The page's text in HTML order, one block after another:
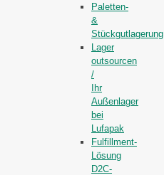
Paletten-
&
Stückgutlagerung
Lager
outsourcen
/
Ihr
Außenlager
bei
Lufapak
Fulfillment-
Lösung
D2C-